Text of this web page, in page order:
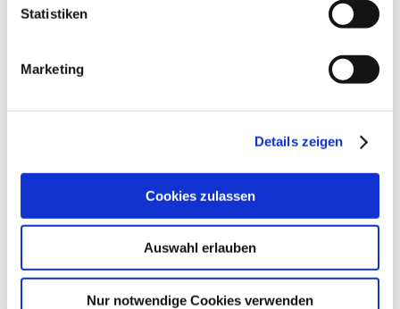
Statistiken
Marketing
Details zeigen
Cookies zulassen
Auswahl erlauben
Nur notwendige Cookies verwenden
April 2024
Februar 2024
September 2023